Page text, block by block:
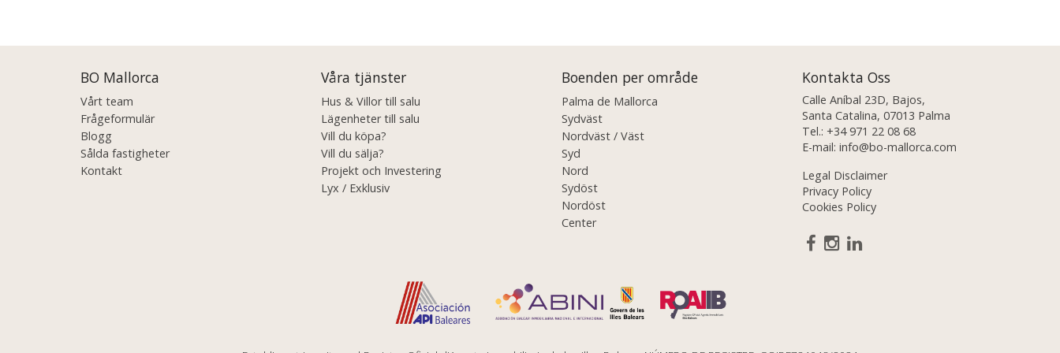
navigation
BO Mallorca
Vårt team
Frågeformulär
Blogg
Sålda fastigheter
Kontakt
Våra tjänster
Hus & Villor till salu
Lägenheter till salu
Vill du köpa?
Vill du sälja?
Projekt och Investering
Lyx / Exklusiv
Boenden per område
Palma de Mallorca
Sydväst
Nordväst / Väst
Syd
Nord
Sydöst
Nordöst
Center
Kontakta Oss
Calle Aníbal 23D, Bajos,
Santa Catalina, 07013 Palma
Tel.: +34 971 22 08 68
E-mail: info@bo-mallorca.com
Legal Disclaimer
Privacy Policy
Cookies Policy